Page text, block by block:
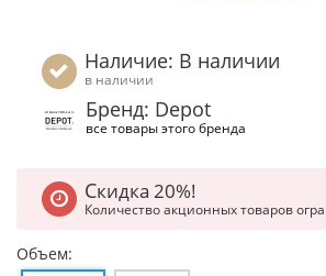
Наличие: В наличии
в наличии
Бренд: Depot
все товары этого бренда
Скидка 20%!
Количество акционных товаров
Объем: